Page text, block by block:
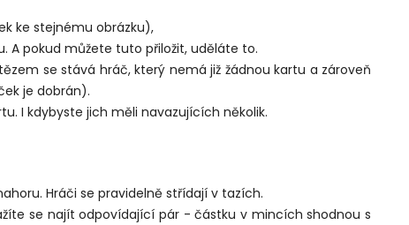
ke stejnému obrázku),
A pokud můžete tuto přiložit, uděláte to.
se stává hráč, který nemá již žádnou kartu a zároveň
je dobrán).
I kdybyste jich měli navazujících několik.
Hráči se pravidelně střídají v tazích.
se najít odpovídající pár - částku v mincích shodnou s